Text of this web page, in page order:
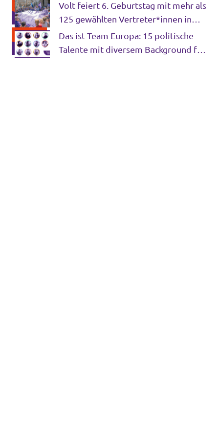
Volt feiert 6. Geburtstag mit mehr als
125 gewählten Vertreter*innen in
ganz Europa!
Das ist Team Europa: 15 politische
Talente mit diversem Background für